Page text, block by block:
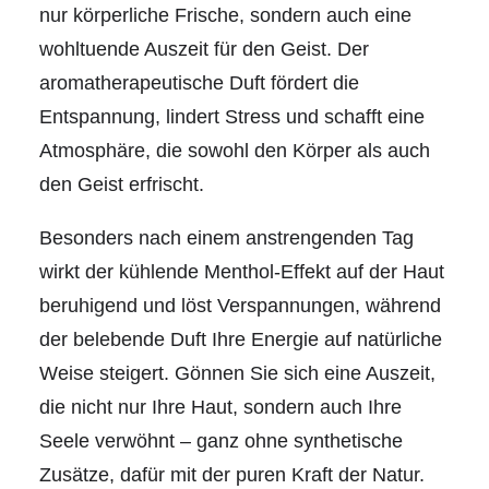
nur körperliche Frische, sondern auch eine
wohltuende Auszeit für den Geist. Der
aromatherapeutische Duft fördert die
Entspannung, lindert Stress und schafft eine
Atmosphäre, die sowohl den Körper als auch
den Geist erfrischt.
Besonders nach einem anstrengenden Tag
wirkt der kühlende Menthol-Effekt auf der Haut
beruhigend und löst Verspannungen, während
der belebende Duft Ihre Energie auf natürliche
Weise steigert. Gönnen Sie sich eine Auszeit,
die nicht nur Ihre Haut, sondern auch Ihre
Seele verwöhnt – ganz ohne synthetische
Zusätze, dafür mit der puren Kraft der Natur.